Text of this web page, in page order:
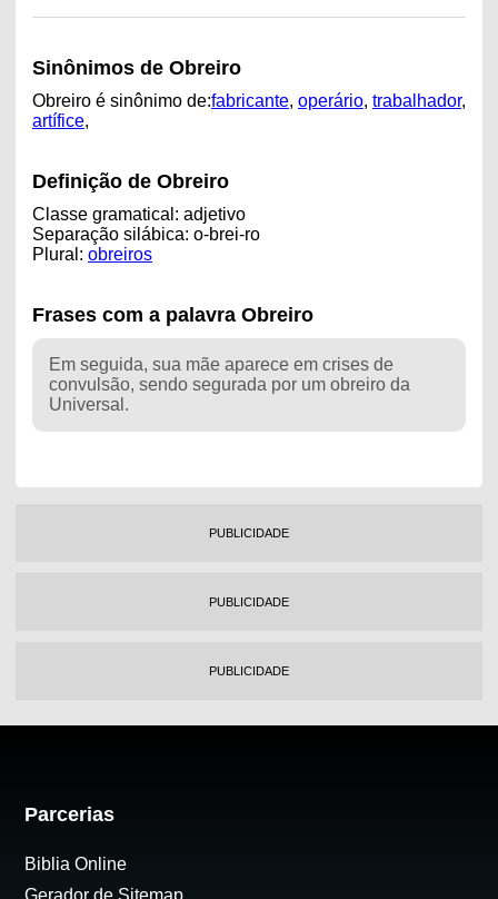
Sinônimos de Obreiro
Obreiro é sinônimo de:fabricante, operário, trabalhador,
artífice,
Definição de Obreiro
Classe gramatical: adjetivo
Separação silábica: o-brei-ro
Plural: obreiros
Frases com a palavra Obreiro
Em seguida, sua mãe aparece em crises de
convulsão, sendo segurada por um obreiro da
Universal.
PUBLICIDADE
PUBLICIDADE
PUBLICIDADE
Parcerias
Biblia Online